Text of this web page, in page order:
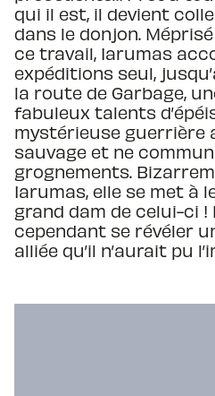
qui il est, il devient
dans le donjon.
ce travail, Iarumas
expéditions seul,
la route de Garbage,
fabuleux talents
mystérieuse guerrière
sauvage et ne
grognements.
Iarumas, elle se met à
grand dam de celui-ci
cependant se révéler
alliée qu’il n’aurait pu